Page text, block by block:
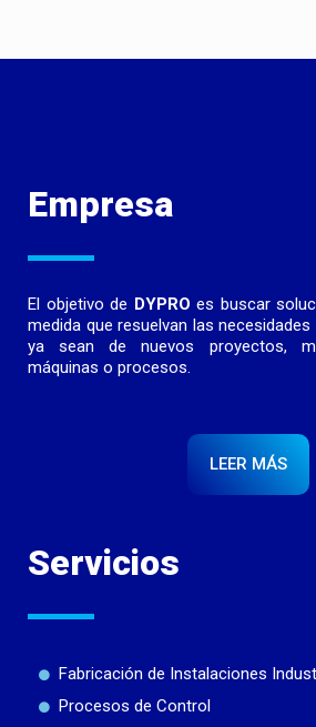
Empresa
El objetivo de DYPRO es buscar
medida que resuelvan las
ya sean de nuevos proyectos,
máquinas o procesos.
LEER MÁS
Servicios
Fabricación de Instalaciones
Procesos de Control